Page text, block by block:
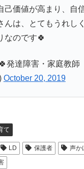
己価値が高まり、自
んは、とてもうれし
なのです🍀
発達障害・家庭教師
October 20, 2019
て
LD 保護者 声か